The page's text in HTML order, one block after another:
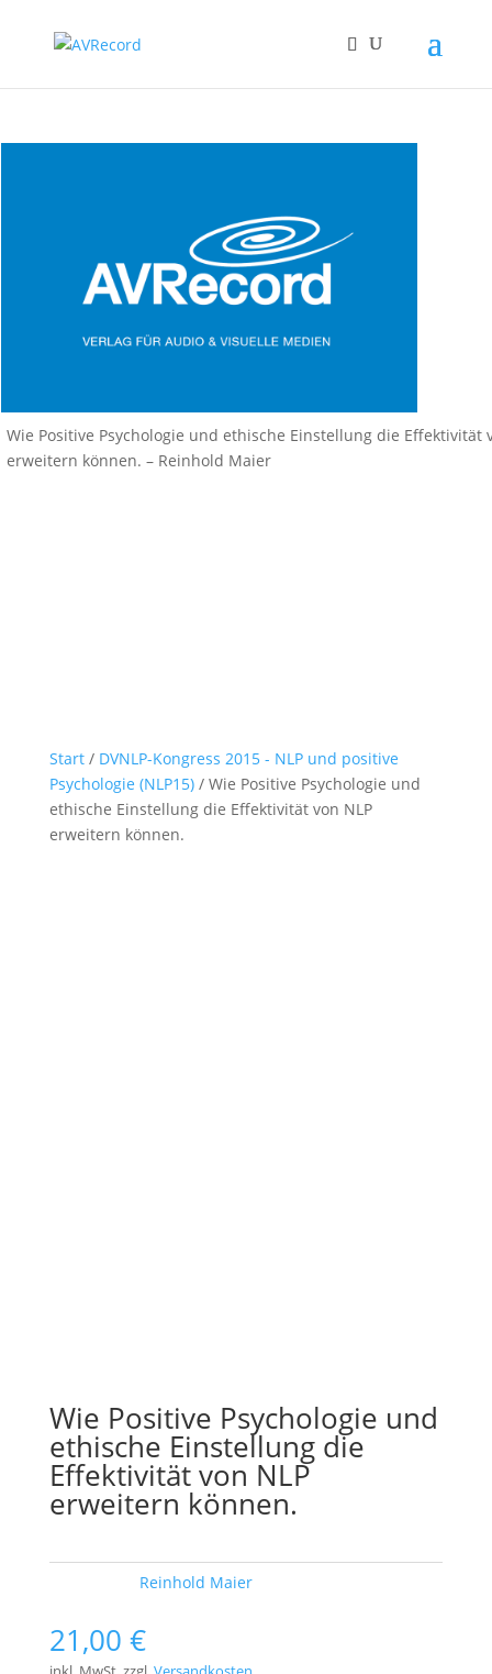
Wie Positive Psychologie und ethische Einstellung die Effektivität
erweitern können. – Reinhold Maier
Start/ DVNLP-Kongress 2015 - NLP und positive
Psychologie (NLP15)/ Wie Positive Psychologie und
ethische Einstellung die Effektivität von NLP
erweitern können.
Wie Positive Psychologie und
ethische Einstellung die
Effektivität von NLP
erweitern können.
Reinhold Maier
21,00 €